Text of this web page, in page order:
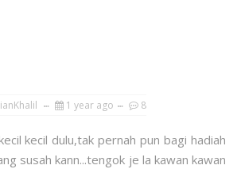
1 year ago 8
kecil dulu,tak pernah pun bagi hadiah
susah kann...tengok je la kawan kawan